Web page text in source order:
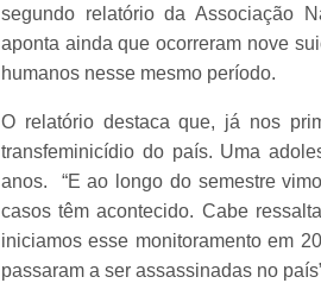
segundo relatório da Associação
aponta ainda que ocorreram nove
humanos nesse mesmo período.
O relatório destaca que, já nos
transfeminicídio do país. Uma
anos. “E ao longo do semestre
casos têm acontecido. Cabe
iniciamos esse monitoramento em
passaram a ser assassinadas no